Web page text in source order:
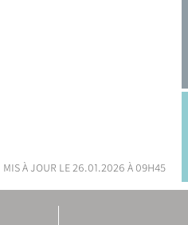
mis à jour le 26.01.2026 à 09h45